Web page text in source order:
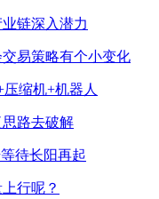
链深入潜力
交易策略有个小变化
缩机+机器人
路去破解
待长阳再起
行呢？